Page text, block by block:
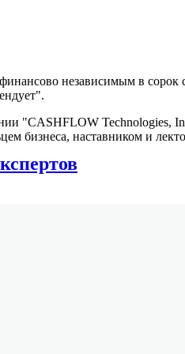
независимым в сорок
"CASHFLOW Technologies,
бизнеса, наставником и